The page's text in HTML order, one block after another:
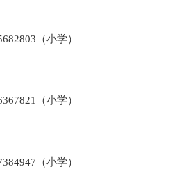
）
（小学）
）
（小学）
）
（小学）